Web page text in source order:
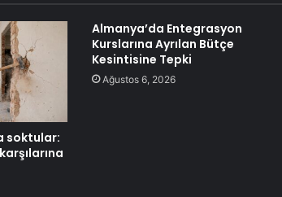
soktular:
Almanya’da Entegrasyon
Kurslarına Ayrılan Bütçe
Kesintisine Tepki
Ağustos 6, 2026